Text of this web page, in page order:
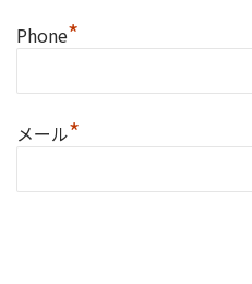
Phone*
メール*